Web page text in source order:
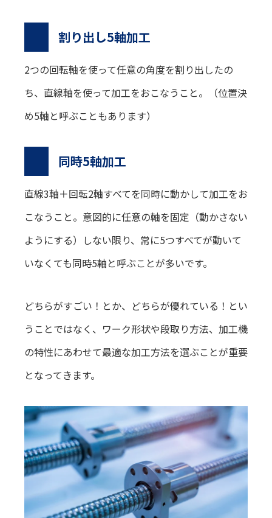
割り出し5軸加工
2つの回転軸を使って任意の角度を割り出したの
ち、直線軸を使って加工をおこなうこと。（位置決
め5軸と呼ぶこともあります）
同時5軸加工
直線3軸＋回転2軸すべてを同時に動かして加工をお
こなうこと。意図的に任意の軸を固定（動かさない
ようにする）しない限り、常に5つすべてが動いて
いなくても同時5軸と呼ぶことが多いです。
どちらがすごい！とか、どちらが優れている！とい
うことではなく、ワーク形状や段取り方法、加工機
の特性にあわせて最適な加工方法を選ぶことが重要
となってきます。